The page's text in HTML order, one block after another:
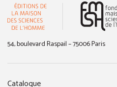
54, boulevard Raspail – 75006 Paris
Catalogue